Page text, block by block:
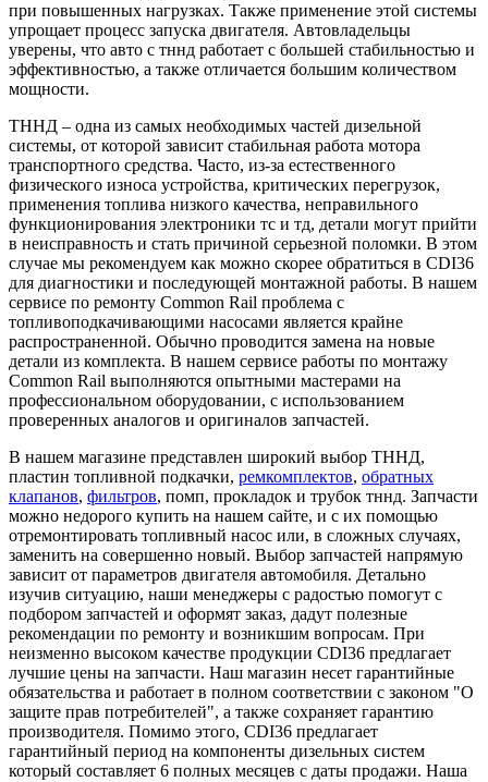
при повышенных нагрузках. Также применение этой системы
упрощает процесс запуска двигателя. Автовладельцы
уверены, что авто с тннд работает с большей стабильностью и
эффективностью, а также отличается большим количеством
мощности.
ТННД – одна из самых необходимых частей дизельной
системы, от которой зависит стабильная работа мотора
транспортного средства. Часто, из-за естественного
физического износа устройства, критических перегрузок,
применения топлива низкого качества, неправильного
функционирования электроники тс и тд, детали могут прийти
в неисправность и стать причиной серьезной поломки. В этом
случае мы рекомендуем как можно скорее обратиться в CDI36
для диагностики и последующей монтажной работы. В нашем
сервисе по ремонту Common Rail проблема с
топливоподкачивающими насосами является крайне
распространенной. Обычно проводится замена на новые
детали из комплекта. В нашем сервисе работы по монтажу
Common Rail выполняются опытными мастерами на
профессиональном оборудовании, с использованием
проверенных аналогов и оригиналов запчастей.
В нашем магазине представлен широкий выбор ТННД,
пластин топливной подкачки, ремкомплектов, обратных
клапанов, фильтров, помп, прокладок и трубок тннд. Запчасти
можно недорого купить на нашем сайте, и с их помощью
отремонтировать топливный насос или, в сложных случаях,
заменить на совершенно новый. Выбор запчастей напрямую
зависит от параметров двигателя автомобиля. Детально
изучив ситуацию, наши менеджеры с радостью помогут с
подбором запчастей и оформят заказ, дадут полезные
рекомендации по ремонту и возникшим вопросам. При
неизменно высоком качестве продукции CDI36 предлагает
лучшие цены на запчасти. Наш магазин несет гарантийные
обязательства и работает в полном соответствии с законом "О
защите прав потребителей", а также сохраняет гарантию
производителя. Помимо этого, CDI36 предлагает
гарантийный период на компоненты дизельных систем
который составляет 6 полных месяцев с даты продажи. Наша